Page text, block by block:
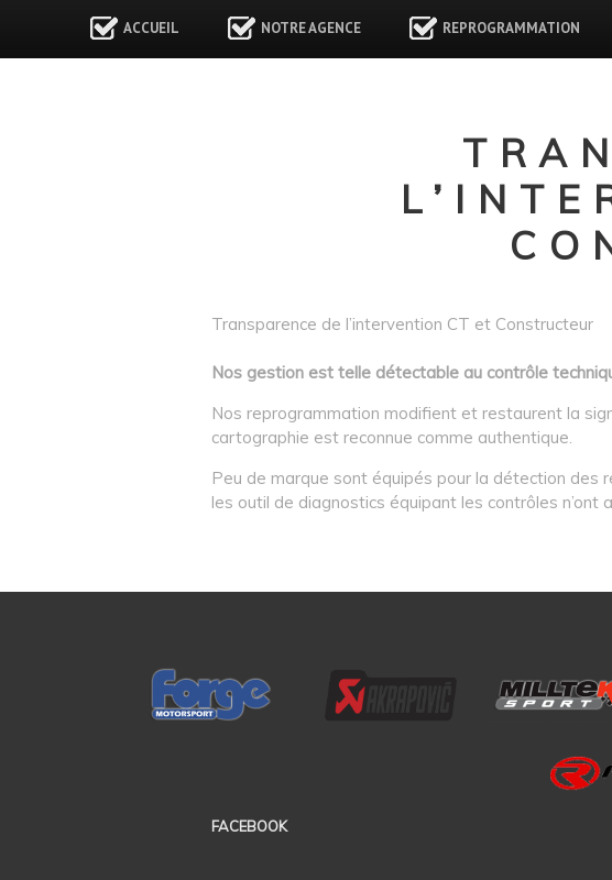
ACCUEIL NOTRE AGENCE REPROGRAMMATION
Transparence de l’intervention CT et Constructeur
Nos gestion est telle détectable au contrôle
Nos reprogrammation modifient et restaurent la
cartographie est reconnue comme authentique.
Peu de marque sont équipés pour la détection des
les outil de diagnostics équipant les contrôles
FACEBOOK